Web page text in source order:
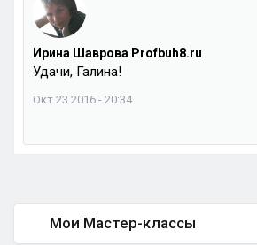
Ирина Шаврова Profbuh8.ru
Удачи, Галина!
Окт 23 2016 - 20:34
Мои Мастер-классы